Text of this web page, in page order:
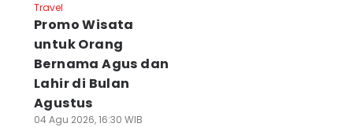
Travel
Promo Wisata
untuk Orang
Bernama Agus dan
Lahir di Bulan
Agustus
04 Agu 2026, 16:30 WIB